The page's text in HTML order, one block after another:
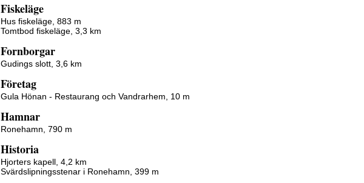
Fiskeläge
Hus fiskeläge, 883 m
Tomtbod fiskeläge, 3,3 km
Fornborgar
Gudings slott, 3,6 km
Företag
Gula Hönan - Restaurang och Vandrarhem, 10 m
Hamnar
Ronehamn, 790 m
Historia
Hjorters kapell, 4,2 km
Svärdslipningsstenar i Ronehamn, 399 m